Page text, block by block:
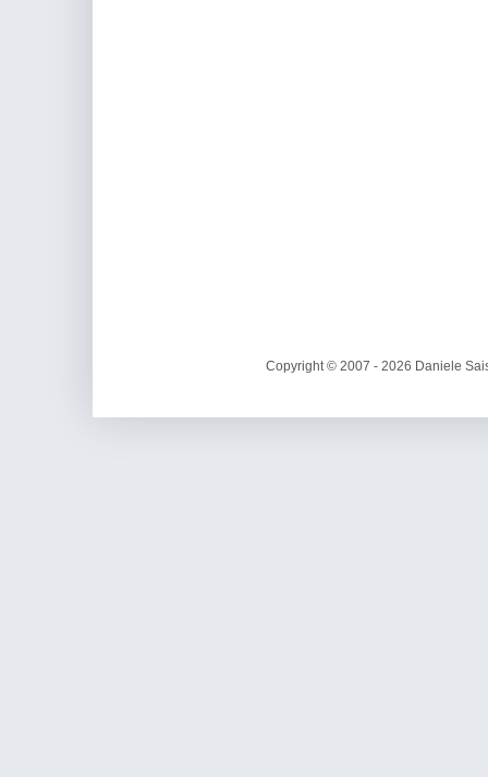
Copyright © 2007 - 2026 Daniele